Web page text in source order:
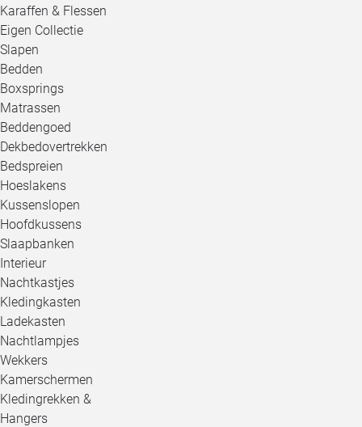
Karaffen & Flessen
Eigen Collectie
Slapen
Bedden
Boxsprings
Matrassen
Beddengoed
Dekbedovertrekken
Bedspreien
Hoeslakens
Kussenslopen
Hoofdkussens
Slaapbanken
Interieur
Nachtkastjes
Kledingkasten
Ladekasten
Nachtlampjes
Wekkers
Kamerschermen
Kledingrekken &
Hangers